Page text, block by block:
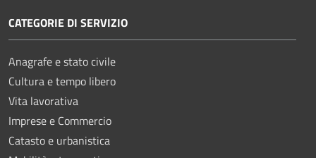
CATEGORIE DI SERVIZIO
Anagrafe e stato civile
Cultura e tempo libero
Vita lavorativa
Imprese e Commercio
Catasto e urbanistica